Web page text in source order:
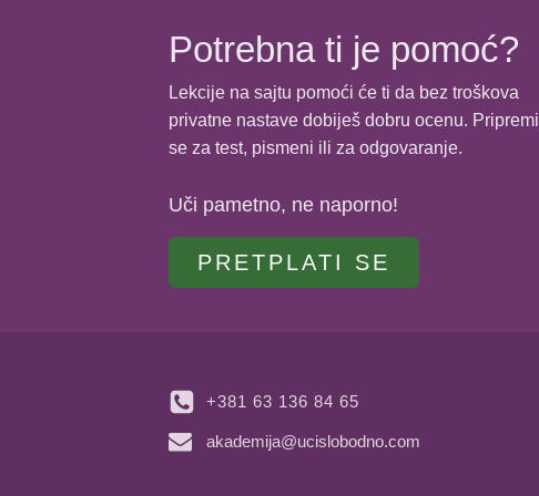
Gustina - Zadatak 5
Gustina - Zadatak 6
Gustina - Zadatak 7
Gustina - Zadatak 10
Potrebna ti je pomoć?
Lekcije na sajtu pomoći će ti da bez troškova
privatne nastave dobiješ dobru ocenu. Pripremi
se za test, pismeni ili za odgovaranje.
Uči pametno, ne naporno!
PRETPLATI SE
+381 63 136 84 65
akademija@ucislobodno.com